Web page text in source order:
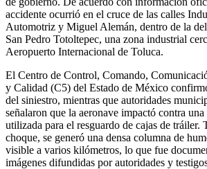
accidente ocurrió en el cruce de las calles
Automotriz y Miguel Alemán, dentro de la
San Pedro Totoltepec, una zona industrial
Aeropuerto Internacional de Toluca.
El Centro de Control, Comando,
y Calidad (C5) del Estado de México
del siniestro, mientras que autoridades
señalaron que la aeronave impactó contra una
utilizada para el resguardo de cajas de tráiler.
choque, se generó una densa columna de
visible a varios kilómetros, lo que fue
imágenes difundidas por autoridades y